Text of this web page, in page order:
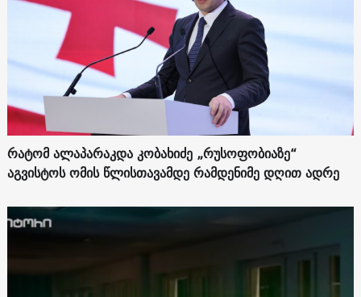
რატომ ალაპარაკდა კობახიძე „რუსოფობიაზე“
აგვისტოს ომის წლისთავამდე რამდენიმე დღით ადრე